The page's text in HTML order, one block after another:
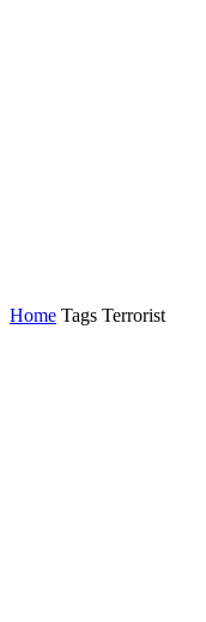
Home Tags Terrorist